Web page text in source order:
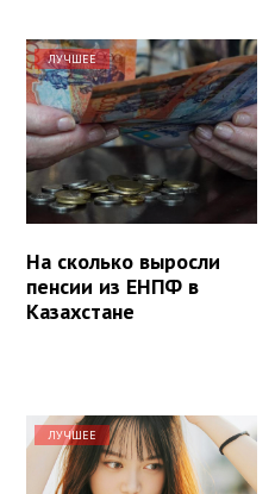
ЛУЧШЕЕ
На сколько выросли
пенсии из ЕНПФ в
Казахстане
ЛУЧШЕЕ